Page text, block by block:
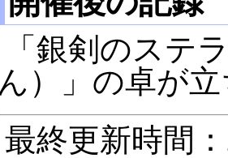
「銀剣のステ
ん）」の卓が
最終更新時間